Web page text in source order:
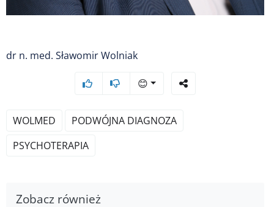
dr n. med. Sławomir Wolniak
😊
WOLMED
PODWÓJNA DIAGNOZA
PSYCHOTERAPIA
Zobacz również